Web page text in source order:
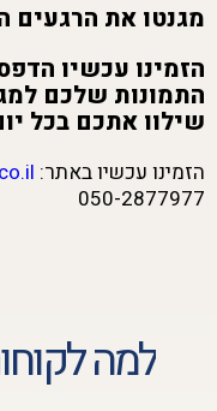
מגנטו את הרגעים
התמונות שלכם
שילוו אתכם בכל
הזמינו עכשיו באתר:
050-2877977
למה